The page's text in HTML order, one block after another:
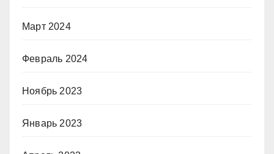
Март 2024
Февраль 2024
Ноябрь 2023
Январь 2023